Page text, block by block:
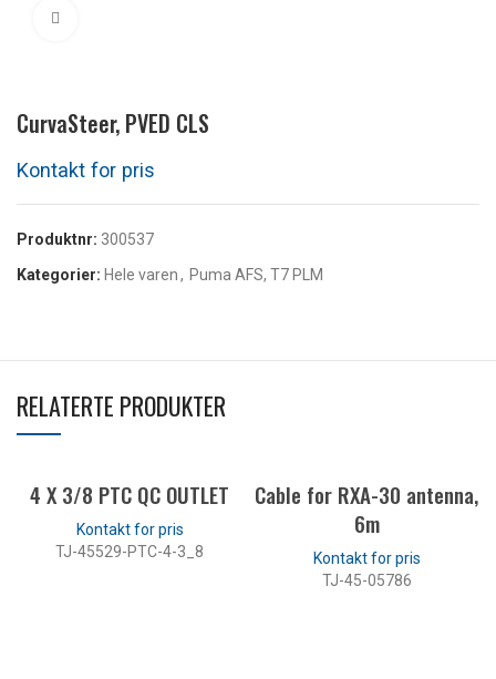
CurvaSteer, PVED CLS
Produktnr: 300537
Kategorier: Hele varen, Puma AFS, T7 PLM
RELATERTE PRODUKTER
4 X 3/8 PTC QC OUTLET
TJ-45529-PTC-4-3_8
Cable for RXA-30 antenna,
6m
TJ-45-05786